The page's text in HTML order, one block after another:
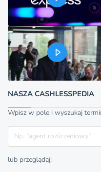
NASZA CASHLESSPEDIA
Wpisz w pole i wyszukaj
Szukaj
lub przeglądaj: